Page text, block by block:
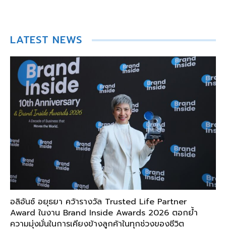
LATEST NEWS
อลิอันซ์ อยุธยา คว้ารางวัล Trusted Life Partner
Award ในงาน Brand Inside Awards 2026 ตอกย้ำ
ความมุ่งมั่นในการเคียงข้างลูกค้าในทุกช่วงของชีวิต